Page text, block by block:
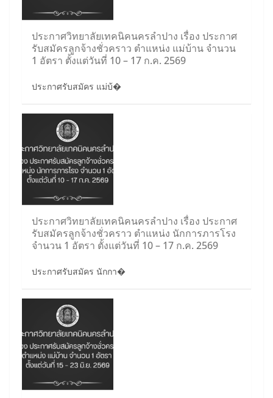
ประกาศวิทยาลัยเทคนิคนครลำปาง เรื่อง ประกาศ
รับสมัครลูกจ้างชั่วคราว ตำแหน่ง แม่บ้าน จำนวน
1 อัตรา ตั้งแต่วันที่ 10 – 17 ก.ค. 2569
ประกาศรับสมัคร แม่บ้�
ประกาศวิทยาลัยเทคนิคนครลำปาง เรื่อง ประกาศ
รับสมัครลูกจ้างชั่วคราว ตำแหน่ง นักการภารโรง
จำนวน 1 อัตรา ตั้งแต่วันที่ 10 – 17 ก.ค. 2569
ประกาศรับสมัคร นักกา�